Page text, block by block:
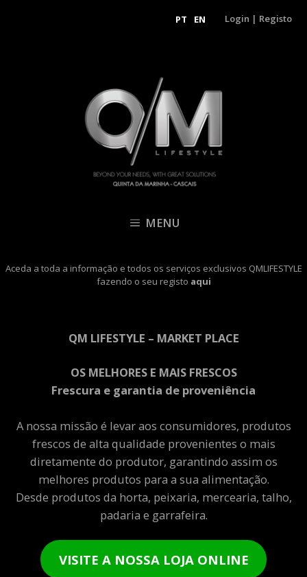
PT EN Login | Registo
MENU
Aceda a toda a informação e todos os serviços exclusivos QMLIFESTYLE
fazendo o seu registo aqui
QM LIFESTYLE – MARKET PLACE
OS MELHORES E MAIS FRESCOS
Frescura e garantia de proveniência
A nossa missão é levar aos consumidores, produtos
frescos de alta qualidade provenientes o mais
diretamente do produtor, garantindo assim os
melhores produtos para a sua alimentação.
Desde produtos da horta, peixaria, mercearia, talho,
padaria e garrafeira.
VISITE A NOSSA LOJA ONLINE